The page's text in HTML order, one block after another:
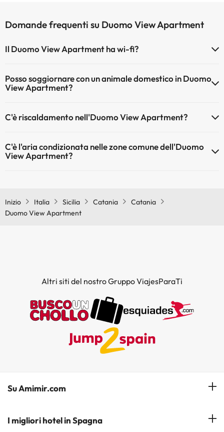
Domande frequenti su Duomo View Apartment
Il Duomo View Apartment ha wi-fi?
Posso soggiornare con un animale domestico in Duomo
View Apartment?
C'è riscaldamento nell'Duomo View Apartment?
comuni
C'è l'aria condizionata nelle zone comune dell'Duomo
View Apartment?
Inizio
Italia Sicilia Catania
Catania
Duomo View Apartment
Altri siti del nostro Gruppo ViajesParaTi
Su Amimir.com
Il Nostro Team
I migliori hotel in Spagna